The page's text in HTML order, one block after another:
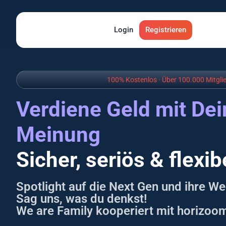
App Tests Ratgeber
App Tests Ratgeber
Login Registrieren
100% Kostenlos · Über 100.000
Verdiene Geld mit
Meinung
Sicher, seriös &
Spotlight auf die Next Gen und ihre
Sag uns, was du denkst!
We are Family kooperiert mit